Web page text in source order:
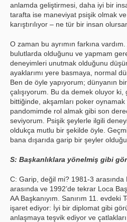
anlamda geliştirmesi, daha iyi bir
tarafta ise maneviyat psişik olmak
karıştırılıyor – ne tür bir insan
O zaman bu ayrımın farkına
bulutlarda olduğunu ve yapmam
deneyimleri unutmak olduğunu
ayaklarımı yere basmaya, normal
Ben de öyle yapıyorum; dünyanın
çalışıyorum. Bu da demek oluyor
bittiğinde, akşamları poker
pandomimde rol almak gibi son
seviyorum. Psişik şeylerle ilgili
oldukça mutlu bir şekilde öyle.
bana dışarıda garip bir şeyler
S: Başkanlıklara yönelmiş gibi
C: Garip, değil mi? 1981-3 arasında
arasında ve 1992’de tekrar Loca
AA Başkanıyım. Sanırım 11. evdeki
işaret ediyor: İyi bir diplomat gibi
anlaşmaya teşvik ediyor ve çatlakları